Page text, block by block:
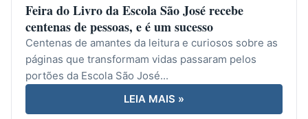
Feira do Livro da Escola São José recebe
centenas de pessoas, e é um sucesso
Centenas de amantes da leitura e curiosos sobre as
páginas que transformam vidas passaram pelos
portões da Escola São José...
LEIA MAIS »